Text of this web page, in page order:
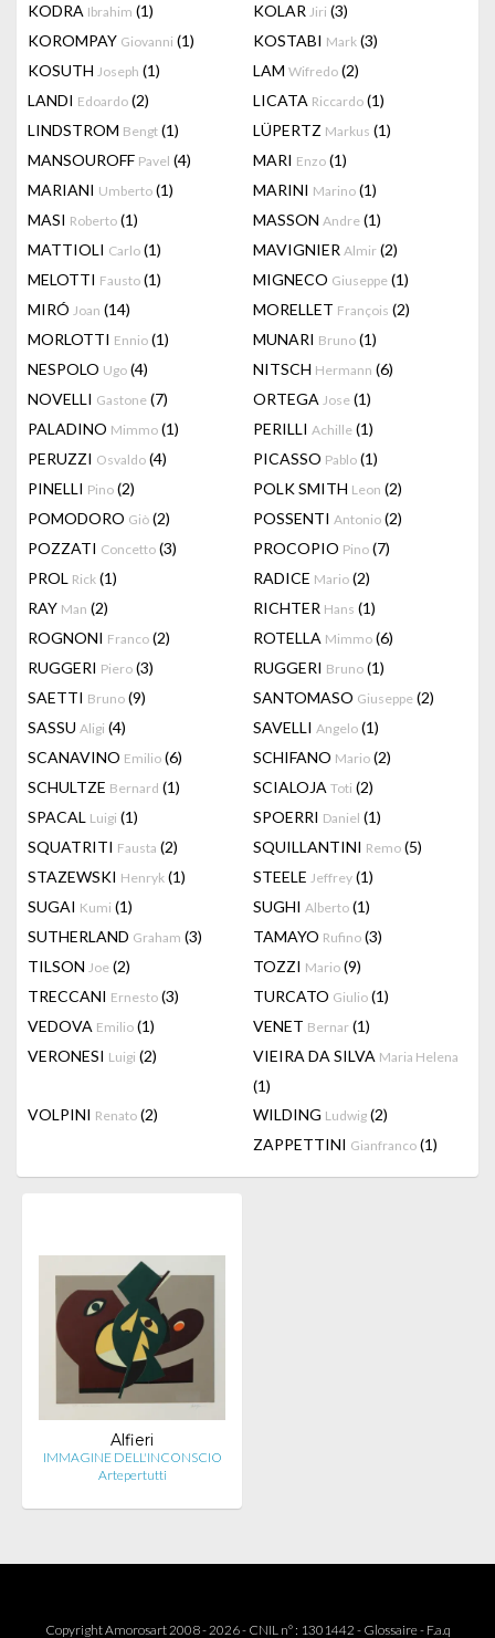
KODRA Ibrahim (1) KOLAR Jiri (3)
KOROMPAY Giovanni (1) KOSTABI Mark (3)
KOSUTH Joseph (1) LAM Wifredo (2)
LANDI Edoardo (2) LICATA Riccardo (1)
LINDSTROM Bengt (1) LÜPERTZ Markus (1)
MANSOUROFF Pavel (4) MARI Enzo (1)
MARIANI Umberto (1) MARINI Marino (1)
MASI Roberto (1) MASSON Andre (1)
MATTIOLI Carlo (1) MAVIGNIER Almir (2)
MELOTTI Fausto (1) MIGNECO Giuseppe (1)
MIRÓ Joan (14) MORELLET François (2)
MORLOTTI Ennio (1) MUNARI Bruno (1)
NESPOLO Ugo (4) NITSCH Hermann (6)
NOVELLI Gastone (7) ORTEGA Jose (1)
PALADINO Mimmo (1) PERILLI Achille (1)
PERUZZI Osvaldo (4) PICASSO Pablo (1)
PINELLI Pino (2) POLK SMITH Leon (2)
POMODORO Giò (2) POSSENTI Antonio (2)
POZZATI Concetto (3) PROCOPIO Pino (7)
PROL Rick (1) RADICE Mario (2)
RAY Man (2) RICHTER Hans (1)
ROGNONI Franco (2) ROTELLA Mimmo (6)
RUGGERI Piero (3) RUGGERI Bruno (1)
SAETTI Bruno (9) SANTOMASO Giuseppe (2)
SASSU Aligi (4) SAVELLI Angelo (1)
SCANAVINO Emilio (6) SCHIFANO Mario (2)
SCHULTZE Bernard (1) SCIALOJA Toti (2)
SPACAL Luigi (1) SPOERRI Daniel (1)
SQUATRITI Fausta (2) SQUILLANTINI Remo (5)
STAZEWSKI Henryk (1) STEELE Jeffrey (1)
SUGAI Kumi (1) SUGHI Alberto (1)
SUTHERLAND Graham (3) TAMAYO Rufino (3)
TILSON Joe (2) TOZZI Mario (9)
TRECCANI Ernesto (3) TURCATO Giulio (1)
VEDOVA Emilio (1) VENET Bernar (1)
VERONESI Luigi (2) VIEIRA DA SILVA Maria Helena
(1)
VOLPINI Renato (2) WILDING Ludwig (2)
ZAPPETTINI Gianfranco (1)
Alfieri
IMMAGINE DELL'INCONSCIO
Artepertutti
Copyright Amorosart 2008 - 2026 - CNIL n° : 1301442 - Glossaire- F.a.q